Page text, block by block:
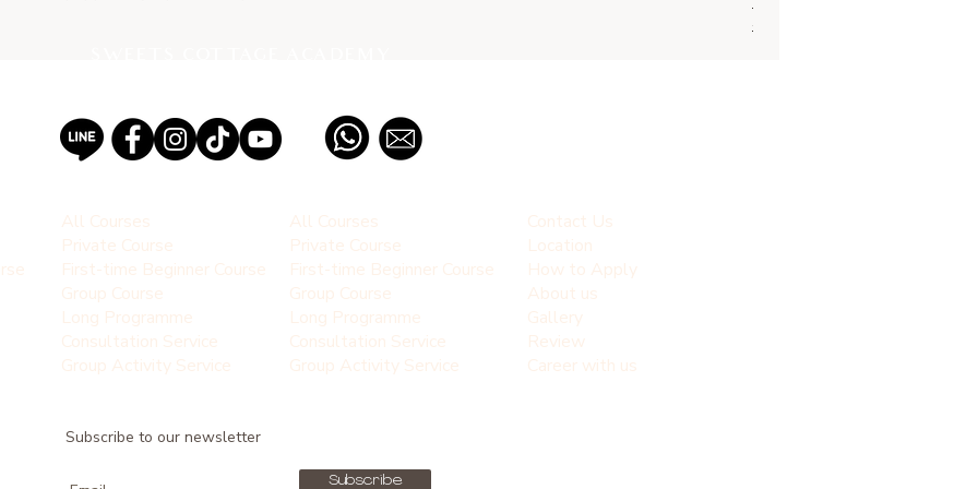
Regular Price
THB 1,500.00
Contact Us
Location
How to Apply
About us
Gallery
Review
Career with us
Subscribe to our newsletter
Subscribe
All Courses
Private Course
First-time Beginner Course
Group Course
Long Programme
Consultation Service
Group Activity Service
All Courses
Private Course
First-time Beginner Course
Group Course
Long Programme
Consultation Service
Group Activity Service